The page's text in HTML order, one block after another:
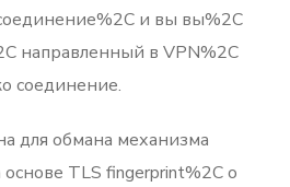
и вы вы%2C
направленный в VPN%2C
соединение.
для обмана механизма
TLS fingerprint%2C о